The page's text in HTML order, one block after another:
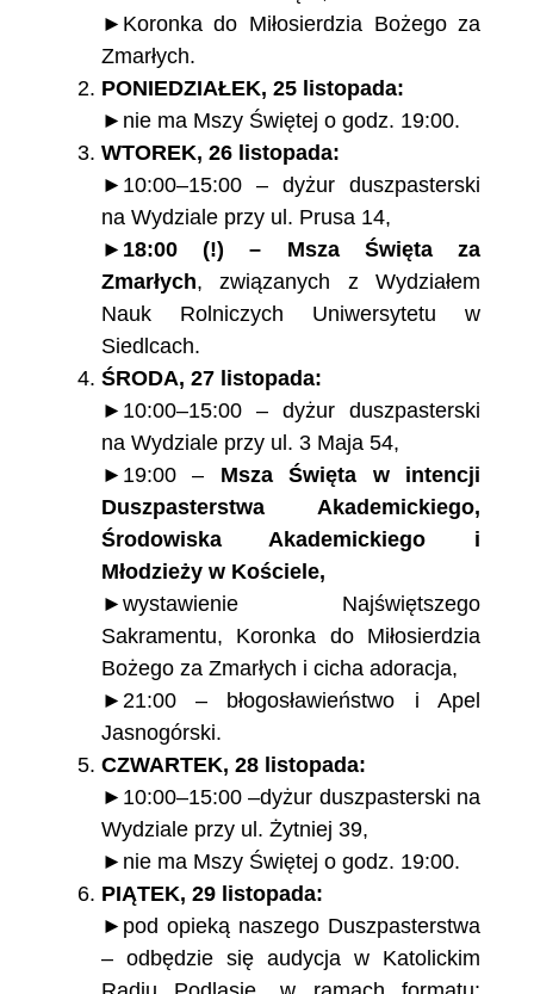
►Koronka do Miłosierdzia Bożego za
Zmarłych.
PONIEDZIAŁEK, 25 listopada:
►nie ma Mszy Świętej o godz. 19:00.
WTOREK, 26 listopada:
►10:00–15:00 – dyżur duszpasterski
na Wydziale przy ul. Prusa 14,
► 18:00 (!) – Msza Święta za
Zmarłych, związanych z Wydziałem
Nauk Rolniczych Uniwersytetu w
Siedlcach.
ŚRODA, 27 listopada:
►10:00–15:00 – dyżur duszpasterski
na Wydziale przy ul. 3 Maja 54,
►19:00 – Msza Święta w intencji
Duszpasterstwa Akademickiego,
Środowiska Akademickiego i
Młodzieży w Kościele,
►wystawienie Najświętszego
Sakramentu, Koronka do Miłosierdzia
Bożego za Zmarłych i cicha adoracja,
►21:00 – błogosławieństwo i Apel
Jasnogórski.
CZWARTEK, 28 listopada:
►10:00–15:00 –dyżur duszpasterski na
Wydziale przy ul. Żytniej 39,
►nie ma Mszy Świętej o godz. 19:00.
PIĄTEK, 29 listopada:
►pod opieką naszego Duszpasterstwa
– odbędzie się audycja w Katolickim